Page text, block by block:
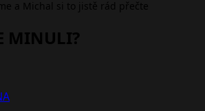
a Michal si to jistě rád přečte
MINULI?